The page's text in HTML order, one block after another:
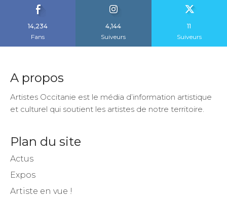
14,234
Fans
4,144
Suiveurs
11
Suiveurs
A propos
Artistes Occitanie est le média d’information artistique
et culturel qui soutient les artistes de notre territoire.
Plan du site
Actus
Expos
Artiste en vue !